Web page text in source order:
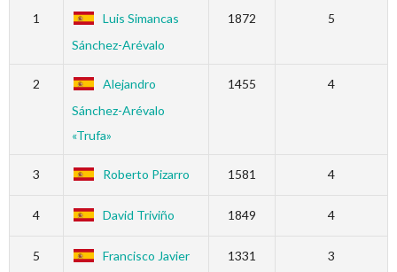
1
Luis Simancas
Sánchez-Arévalo
1872 5
2
Alejandro
Sánchez-Arévalo
«Trufa»
1455 4
3 Roberto Pizarro 1581 4
4 David Triviño 1849 4
5
Francisco Javier
1331 3